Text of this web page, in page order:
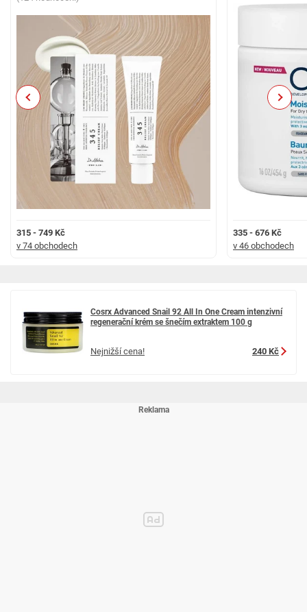
Korejská značka COSRX byla založena roku 2013 a specializuje se na
kvalitní, přírodní a cruelty-free kosmetiku. Název značky je odvozen od
slov COSmetics a RX (zkratka pro lékařský předpis). Jejich produkty jsou
navrženy tak, aby účinně řešily konkrétní kožní nedokonalosti, neobsahují
žádné pleti nebezpečné látky, ale jsou složené pouze z jemných a
přírodních ingrediencí. Kosmetika COSRX založená na bázi účinných
složek obohacených o extrakty s antioxidačními a protizánětlivými
vlastnostmi je vhodná i pro citlivou pleť.
315 - 749 Kč
v 74 obchodech
335 - 676 Kč
v 46 obchodech
Previous Next
Cosrx Advanced Snail 92 All In One Cream intenzivní
regenerační krém se šnečím extraktem 100 g
Nejnižší cena! 240 Kč